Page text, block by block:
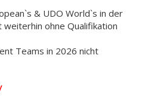
& UDO World`s in der
ohne Qualifikation
Teams in 2026 nicht